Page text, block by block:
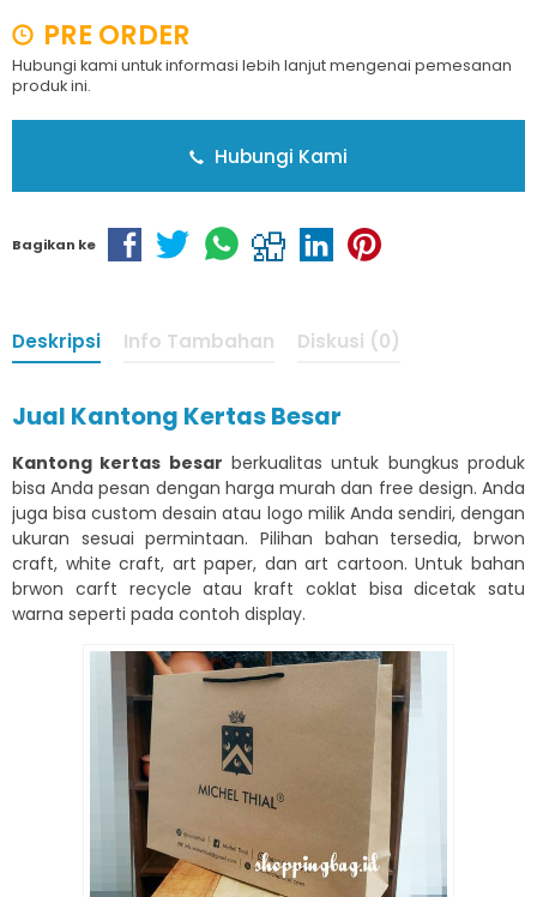
PRE ORDER
Hubungi kami untuk informasi lebih lanjut mengenai pemesanan
produk ini.
Hubungi Kami
Bagikan ke
Deskripsi Info Tambahan Diskusi (0)
Jual Kantong Kertas Besar
Kantong kertas besar berkualitas untuk bungkus produk
bisa Anda pesan dengan harga murah dan free design. Anda
juga bisa custom desain atau logo milik Anda sendiri, dengan
ukuran sesuai permintaan. Pilihan bahan tersedia, brwon
craft, white craft, art paper, dan art cartoon. Untuk bahan
brwon carft recycle atau kraft coklat bisa dicetak satu
warna seperti pada contoh display.